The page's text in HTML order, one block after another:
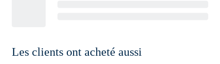
Les clients ont acheté aussi